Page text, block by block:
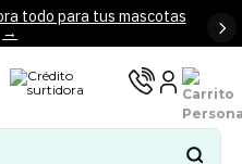
todo para tus mascotas
→